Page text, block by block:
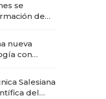
se
de
nueva
con
Salesiana
del